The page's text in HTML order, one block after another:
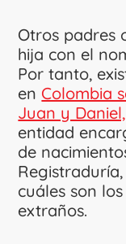
Otros padres
hija con el
Por tanto,
en Colombia
Juan y
entidad
de
cuáles son
extraños.